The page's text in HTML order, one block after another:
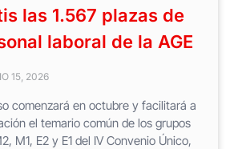
las 1.567 plazas de
laboral de la AGE
15, 2026
comenzará en octubre y facilitará a
el temario común de los grupos
M1, E2 y E1 del IV Convenio Único,